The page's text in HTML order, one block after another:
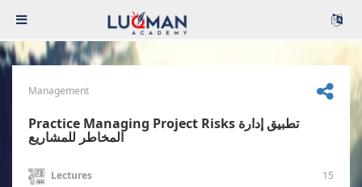
Management
Practice Managing Project Risks تطبيق إدارة
المخاطر للمشاريع
Lectures 15